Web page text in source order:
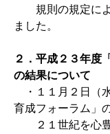
規則の規定によ
ました。
２．平成２３年度
の結果について
・１１月２日（
育成フォーラム」
２１世紀を心豊